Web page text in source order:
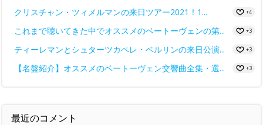
クリスチャン・ツィメルマンの来日ツアー2021！1... +4
これまで聴いてきた中でオススメのベートーヴェンの第... +3
ティーレマンとシュターツカペレ・ベルリンの来日公演... +3
【名盤紹介】オススメのベートーヴェン交響曲全集・選... +3
最近のコメント